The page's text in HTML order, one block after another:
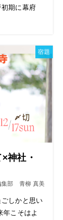
初期に幕府
宿題
神社・
集部 青柳 真美
しかと思い
年こそはよ